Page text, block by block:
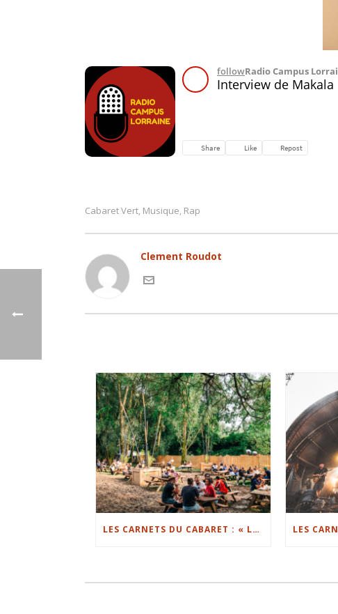
Cabaret Vert, Musique, Rap
Clement Roudot
LES CARNETS DU CABARET : « LE FESTIVAL EST EN TRAIN DE CASSER DES CODES » (CHRISTIAN ALLEX)